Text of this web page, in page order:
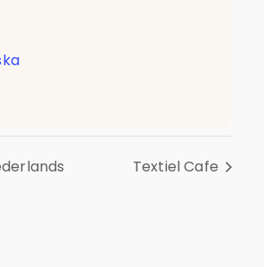
Textiel Cafe